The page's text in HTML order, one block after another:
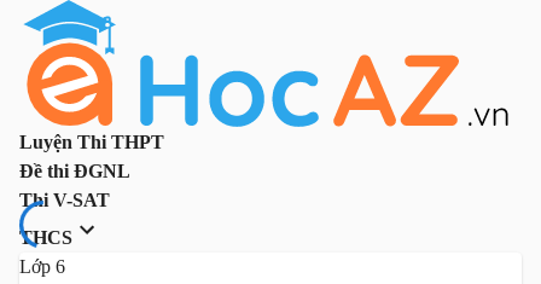
Luyện Thi THPT
Đề thi ĐGNL
Thi V-SAT
THCS
Lớp 6